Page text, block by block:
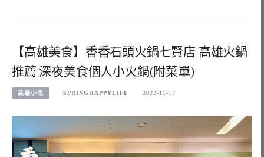
【高雄美食】香香石頭火鍋七賢店 高雄火鍋
推薦 深夜美食個人小火鍋(附菜單)
高雄小吃 SPRINGHAPPYLIFE 2023-11-17